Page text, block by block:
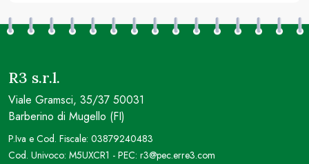
R3 s.r.l.
Viale Gramsci, 35/37 50031
Barberino di Mugello (FI)
P.Iva e Cod. Fiscale: 03879240483
Cod. Univoco: M5UXCR1 - PEC: r3@pec.erre3.com